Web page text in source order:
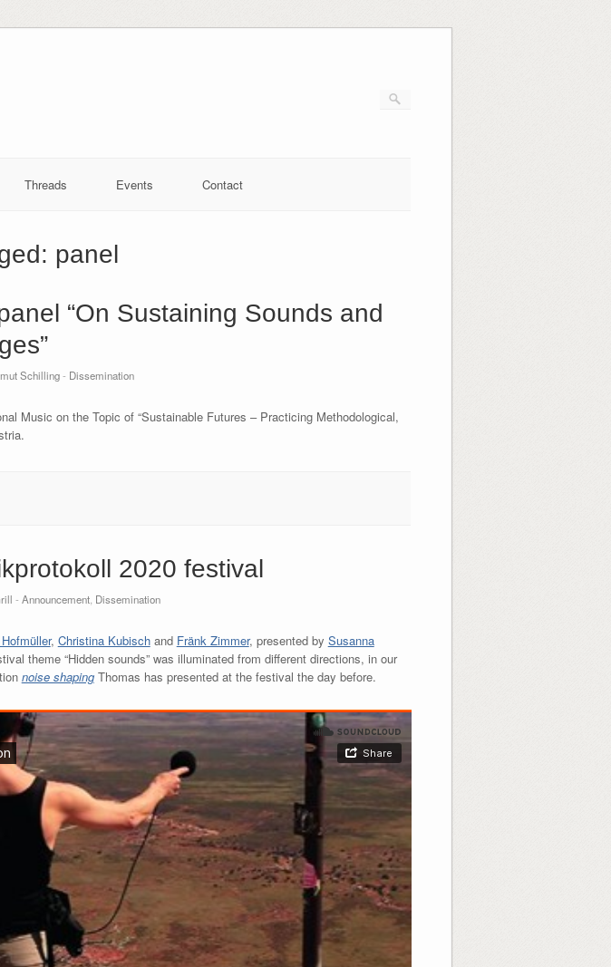
Threads Events Contact
panel
“On Sustaining Sounds and
Schilling- Dissemination
Music on the Topic of “Sustainable Futures – Practicing Methodological,
2020 festival
- Announcement Dissemination
, Christina Kubischand Fränk Zimmer, presented by Susanna
theme “Hidden sounds” was illuminated from different directions, in our
noise shapingThomas has presented at the festival the day before.